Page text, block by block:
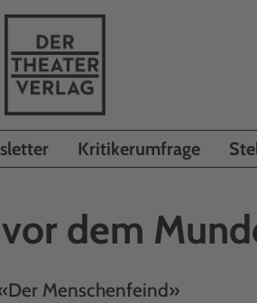
Kritikerumfrage
dem
Menschenfeind»